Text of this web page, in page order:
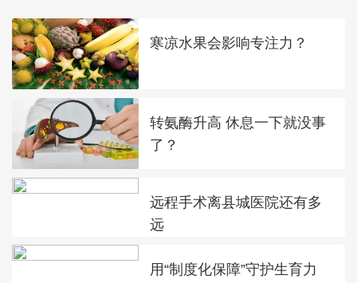
寒凉水果会影响专注力？
转氨酶升高 休息一下就没事
了？
远程手术离县城医院还有多
远
用“制度化保障”守护生育力